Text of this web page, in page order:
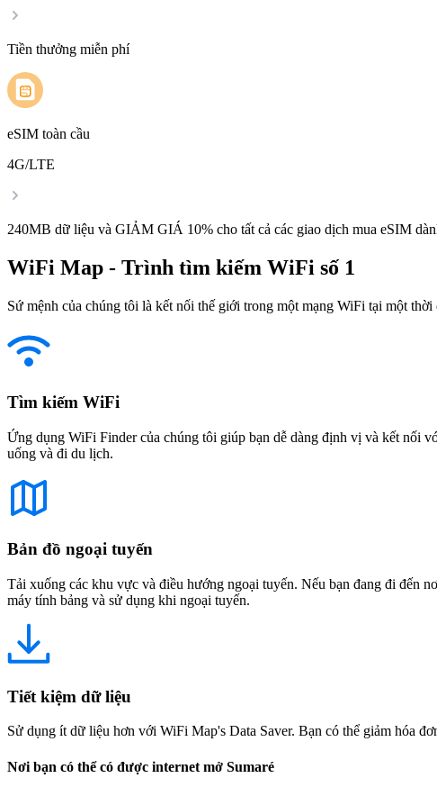
Tiền thưởng miễn phí
eSIM toàn cầu
4G/LTE
240MB dữ liệu và GIẢM GIÁ 10% cho tất cả các giao dịch mua eSIM
WiFi Map - Trình tìm kiếm WiFi số 1
Sứ mệnh của chúng tôi là kết nối thế giới trong một mạng WiFi tại một
Tìm kiếm WiFi
Ứng dụng WiFi Finder của chúng tôi giúp bạn dễ dàng định vị và kết nối
uống và đi du lịch.
Bản đồ ngoại tuyến
Tải xuống các khu vực và điều hướng ngoại tuyến. Nếu bạn đang đi đến
máy tính bảng và sử dụng khi ngoại tuyến.
Tiết kiệm dữ liệu
Sử dụng ít dữ liệu hơn với WiFi Map's Data Saver. Bạn có thể giảm hóa
Nơi bạn có thể có được internet mở Sumaré